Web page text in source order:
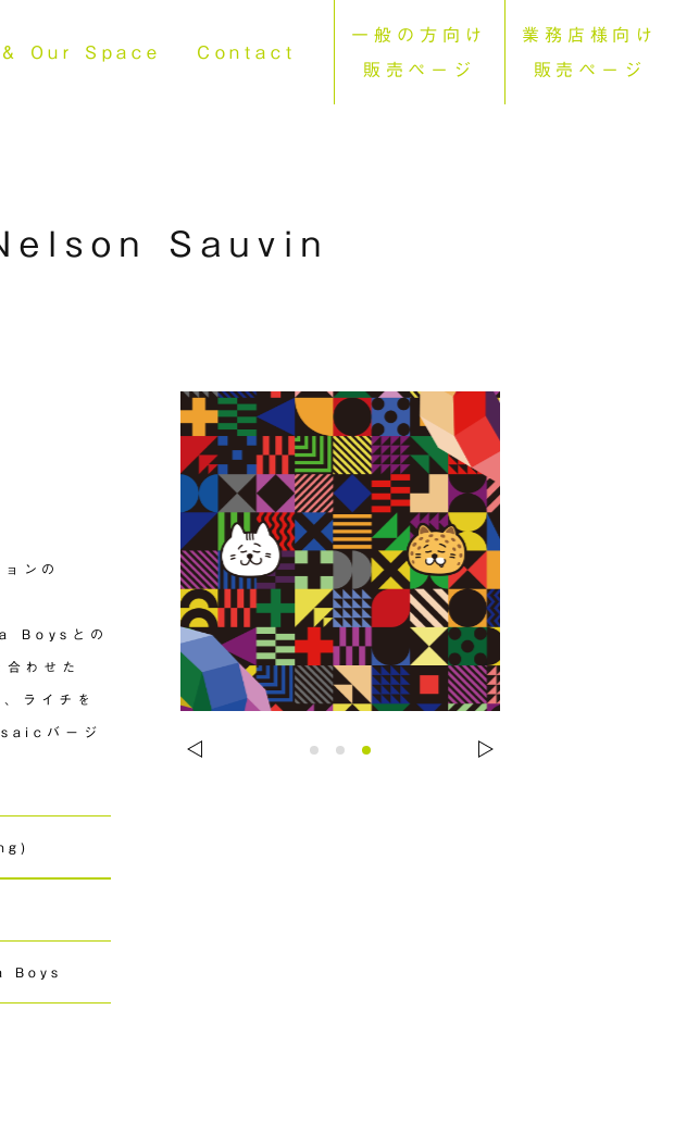
& Our Space Contact
一般の方向け
販売ページ
業務店様向け
販売ページ
Sauvin
ンの
Boysとの
わせた
ライチを
バージ
Boys